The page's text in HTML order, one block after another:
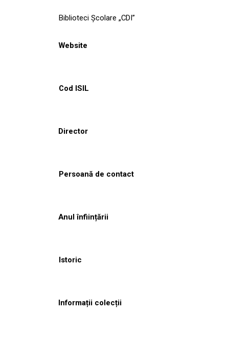
Biblioteci Școlare „CDI”
Website
Cod ISIL
Director
Persoană de contact
Anul înființării
Istoric
Informații colecții